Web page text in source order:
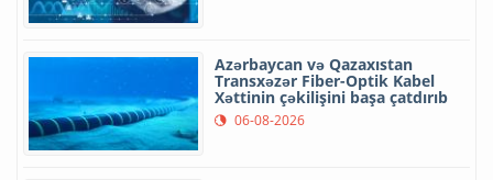
Azərbaycan və Qazaxıstan
Transxəzər Fiber-Optik Kabel
Xəttinin çəkilişini başa çatdırıb
06-08-2026